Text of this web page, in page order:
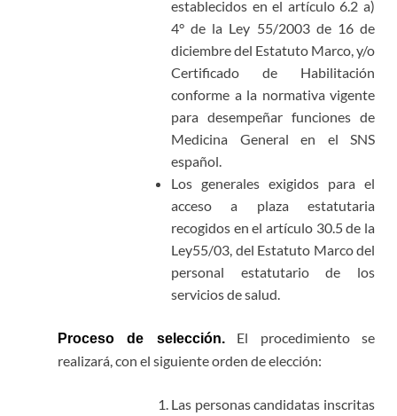
establecidos en el artículo 6.2 a)
4° de la Ley 55/2003 de 16 de
diciembre del Estatuto Marco, y/o
Certificado de Habilitación
conforme a la normativa vigente
para desempeñar funciones de
Medicina General en el SNS
español.
Los generales exigidos para el
acceso a plaza estatutaria
recogidos en el artículo 30.5 de la
Ley55/03, del Estatuto Marco del
personal estatutario de los
servicios de salud.
Proceso de selección.
El procedimiento se
realizará, con el siguiente orden de elección:
Las personas candidatas inscritas